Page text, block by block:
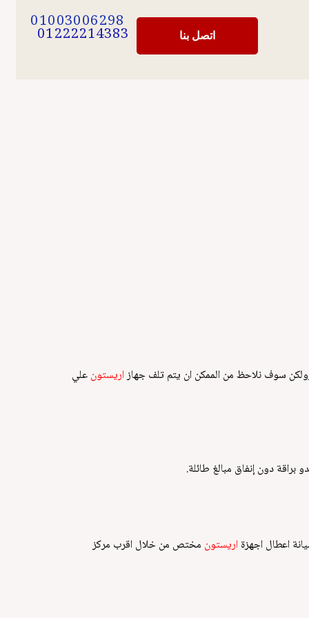
اتصل بنا
01003006298
01222214383
سوف نلاحظ من الممكن ان يتم تلف جهازاريستونعلي
دون إنفاق مبالغ طائلة.
اعطال اجهزة اريستون مختص من خلال اقرب مركز